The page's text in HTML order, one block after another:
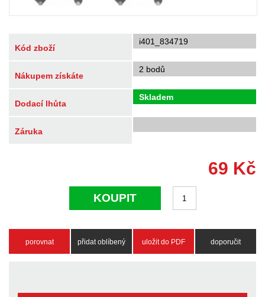
Kód zboží
i401_834719
Nákupem získáte
2 bodů
Dodací lhůta
Skladem
Záruka
69 Kč
KOUPIT
porovnat přidat oblíbený uložit do PDF doporučit